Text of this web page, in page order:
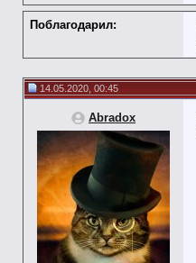
Поблагодарил:
14.05.2020, 00:45
Abradox